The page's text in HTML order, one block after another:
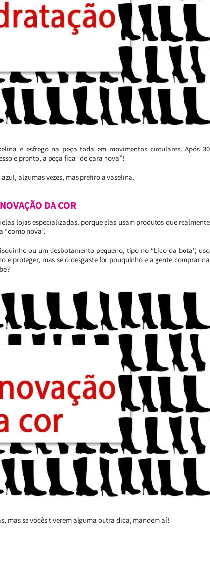
e esfrego na peça toda em movimentos circulares. Após 30
e pronto, a peça fica “de cara nova”!
algumas vezes, mas prefiro a vaselina.
DA COR
lojas especializadas, porque elas usam produtos que realmente
“como nova”.
ou um desbotamento pequeno, tipo no “bico da bota”, uso
e proteger, mas se o desgaste for pouquinho e a gente comprar na
mas se vocês tiverem alguma outra dica, mandem aí!